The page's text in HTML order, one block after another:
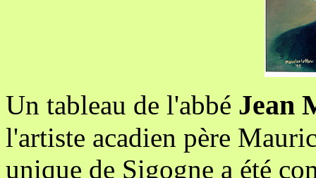
Un tableau de l'abbé Jean
l'artiste acadien père
unique de Sigogne a été